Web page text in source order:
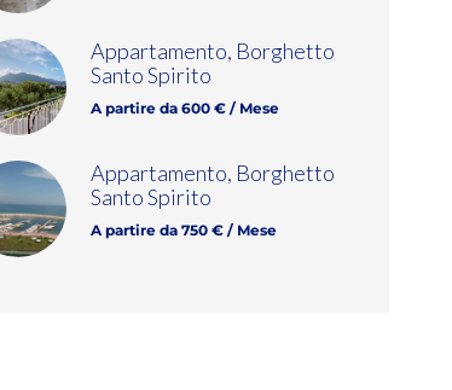
Appartamento, Borghetto
Santo Spirito
A partire da 600 € / Mese
Appartamento, Borghetto
Santo Spirito
A partire da 750 € / Mese